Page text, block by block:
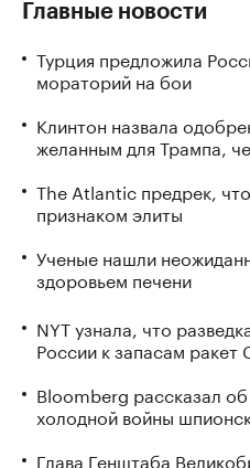
Главные новости
Турция предложила
мораторий на бои
Клинтон назвала
желанным для Трампа,
The Atlantic предрек,
признаком элиты
Ученые нашли
здоровьем печени
NYT узнала, что
России к запасам
Bloomberg рассказал
холодной войны
Глава Генштаба